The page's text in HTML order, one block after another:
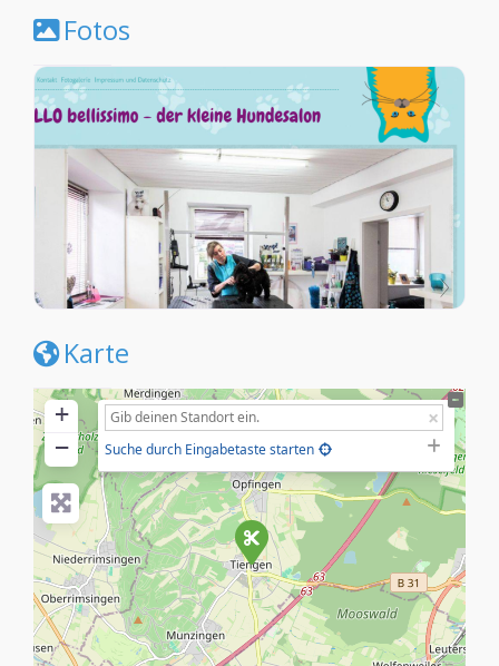
Fotos
Karte
+
−
Suche durch Eingabetaste starten